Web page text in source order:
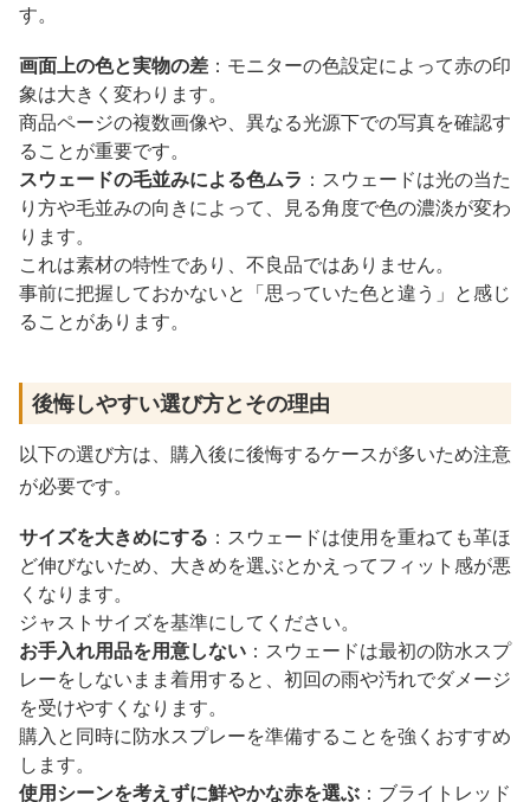
す。
画面上の色と実物の差 ：モニターの色設定によって赤の印
象は大きく変わります。
商品ページの複数画像や、異なる光源下での写真を確認す
ることが重要です。
スウェードの毛並みによる色ムラ ：スウェードは光の当た
り方や毛並みの向きによって、見る角度で色の濃淡が変わ
ります。
これは素材の特性であり、不良品ではありません。
事前に把握しておかないと「思っていた色と違う」と感じ
ることがあります。
後悔しやすい選び方とその理由
以下の選び方は、購入後に後悔するケースが多いため注意
が必要です。
サイズを大きめにする ：スウェードは使用を重ねても革ほ
ど伸びないため、大きめを選ぶとかえってフィット感が悪
くなります。
ジャストサイズを基準にしてください。
お手入れ用品を用意しない ：スウェードは最初の防水スプ
レーをしないまま着用すると、初回の雨や汚れでダメージ
を受けやすくなります。
購入と同時に防水スプレーを準備することを強くおすすめ
します。
使用シーンを考えずに鮮やかな赤を選ぶ ：ブライトレッド